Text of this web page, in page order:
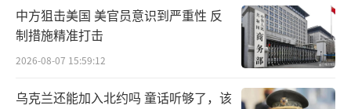
中方狙击美国 美官员意识到严重性 反
制措施精准打击
2026-08-07 15:59:12
乌克兰还能加入北约吗 童话听够了，该